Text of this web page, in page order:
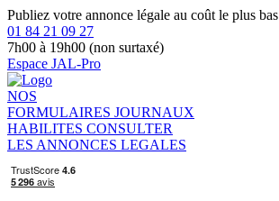
Publiez votre annonce légale au coût le plus bas
01 84 21 09 27
7h00 à 19h00 (non surtaxé)
Espace JAL-Pro
NOS
FORMULAIRES JOURNAUX
HABILITES CONSULTER
LES ANNONCES LEGALES